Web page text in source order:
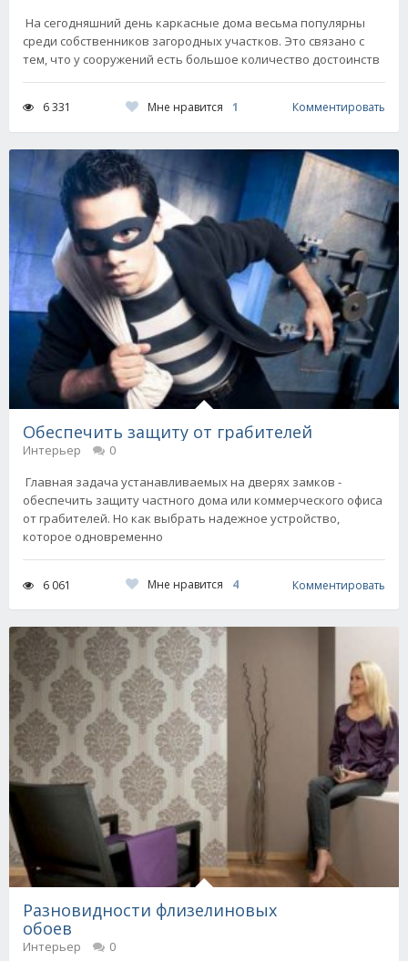
На сегодняшний день каркасные дома весьма популярны
среди собственников загородных участков. Это связано с
тем, что у сооружений есть большое количество достоинств
6 331 Мне нравится 1 Комментировать
Обеспечить защиту от грабителей
Интерьер
0
Главная задача устанавливаемых на дверях замков -
обеспечить защиту частного дома или коммерческого офиса
от грабителей. Но как выбрать надежное устройство,
которое одновременно
6 061 Мне нравится 4 Комментировать
Разновидности флизелиновых
обоев
Интерьер 0